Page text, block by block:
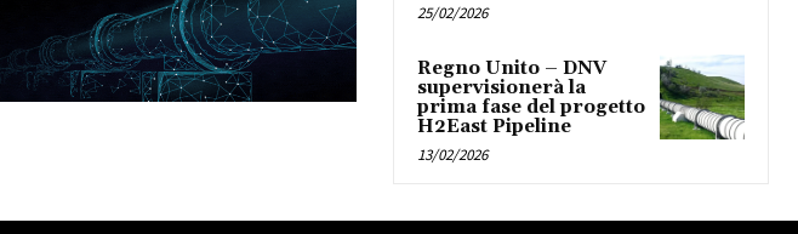
25/02/2026
Regno Unito – DNV
supervisionerà la
prima fase del progetto
H2East Pipeline
13/02/2026